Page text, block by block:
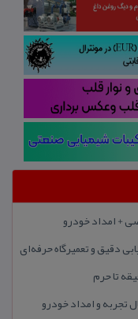
+ امداد خودرو
دقیق و تعمیرگاه حرفه‌ای